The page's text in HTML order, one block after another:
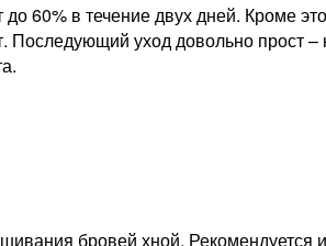
60% в течение двух дней. Кроме
уход довольно прост
бровей хной. Рекомендуется